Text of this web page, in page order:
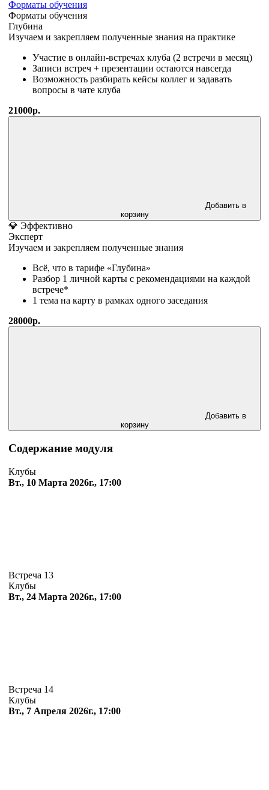
Форматы обучения
Форматы обучения
Глубина
Изучаем и закрепляем полученные знания на практике
Участие в онлайн-встречах клуба (2 встречи в месяц)
Записи встреч + презентации остаются навсегда
Возможность разбирать кейсы коллег и задавать
вопросы в чате клуба
21000р.
Добавить в
корзину
💎 Эффективно
Эксперт
Изучаем и закрепляем полученные знания
Всё, что в тарифе «Глубина»
Разбор 1 личной карты с рекомендациями на каждой
встрече*
1 тема на карту в рамках одного заседания
28000р.
Добавить в
корзину
Содержание модуля
Клубы
Вт., 10 Марта 2026г., 17:00
Встреча 13
Клубы
Вт., 24 Марта 2026г., 17:00
Встреча 14
Клубы
Вт., 7 Апреля 2026г., 17:00